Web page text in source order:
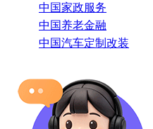
中国家政服务
中国养老金融
中国汽车定制改装